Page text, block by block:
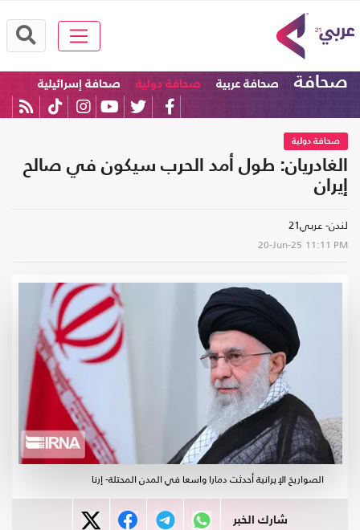
صحافة صحافة عربية صحافة دولية صحافة إسرائيلية
صحافة دولية
الغادريان: طول أمد الحرب سيكون في صالح
إيران
لندن- عربي21
20-Jun-25 11:11 PM
الصواريخ الإيرانية أحدثت دمارا واسعا في المدن المحتلة- إرنا
شارك الخبر